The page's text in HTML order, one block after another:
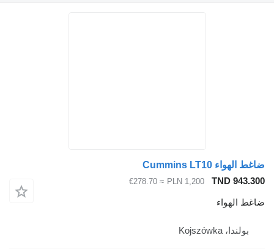
ضاغط الهواء Cummins LT10
TND 943.300
PLN 1,200
≈ €278.70
ضاغط الهواء
بولندا، Kojszówka